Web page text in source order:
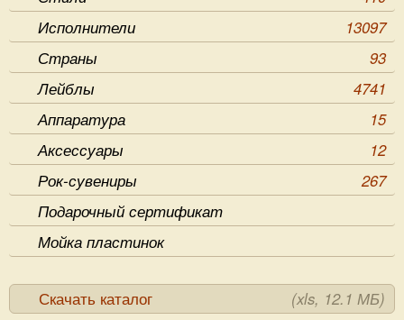
Исполнители
13097
Страны
93
Лейблы
4741
Аппаратура
15
Аксессуары
12
Рок-сувениры
267
Подарочный сертификат
Мойка пластинок
Скачать каталог (xls, 12.1 МБ)